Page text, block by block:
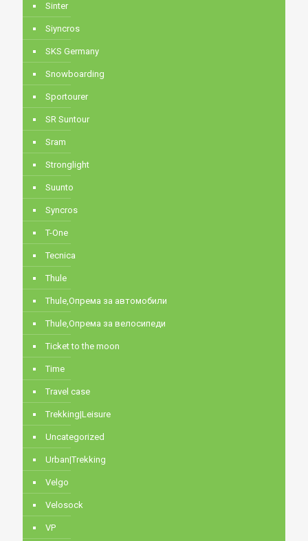
Sinter
Siyncros
SKS Germany
Snowboarding
Sportourer
SR Suntour
Sram
Stronglight
Suunto
Syncros
T-One
Tecnica
Thule
Thule,Опрема за автомобили
Thule,Опрема за велосипеди
Ticket to the moon
Time
Travel case
Trekking|Leisure
Uncategorized
Urban|Trekking
Velgo
Velosock
VP